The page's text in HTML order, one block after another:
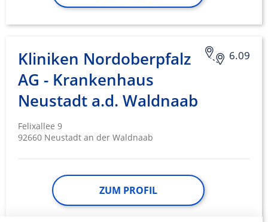
6.09
Kliniken Nordoberpfalz
AG - Krankenhaus
Neustadt a.d. Waldnaab
Felixallee 9
92660 Neustadt an der Waldnaab
ZUM PROFIL